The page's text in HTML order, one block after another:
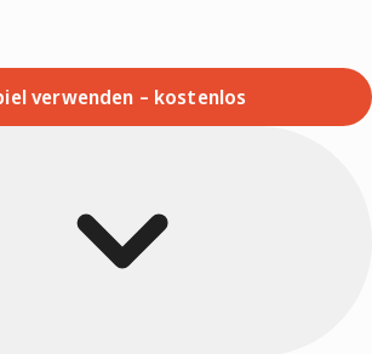
verwenden – kostenlos